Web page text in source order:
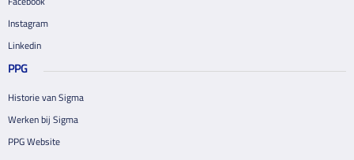
Instagram
Linkedin
PPG
Historie van Sigma
Werken bij Sigma
PPG Website